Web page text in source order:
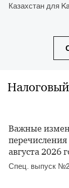
Казахстан для
Важные
августа 2026
Спец. выпуск